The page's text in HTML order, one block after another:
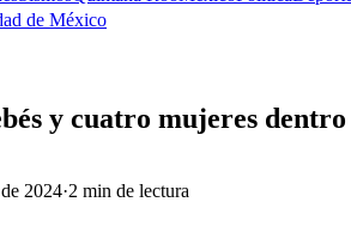
de México
y cuatro mujeres
2024·2 min de lectura